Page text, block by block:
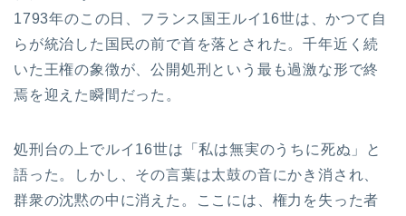
1793年のこの日、フランス国王ルイ16世は、かつて自
らが統治した国民の前で首を落とされた。千年近く続
いた王権の象徴が、公開処刑という最も過激な形で終
焉を迎えた瞬間だった。
処刑台の上でルイ16世は「私は無実のうちに死ぬ」と
語った。しかし、その言葉は太鼓の音にかき消され、
群衆の沈黙の中に消えた。ここには、権力を失った者